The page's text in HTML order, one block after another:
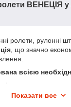
ВЕНЕЦІЯ
ролети, рулонні
, що значно
всією
Показати все